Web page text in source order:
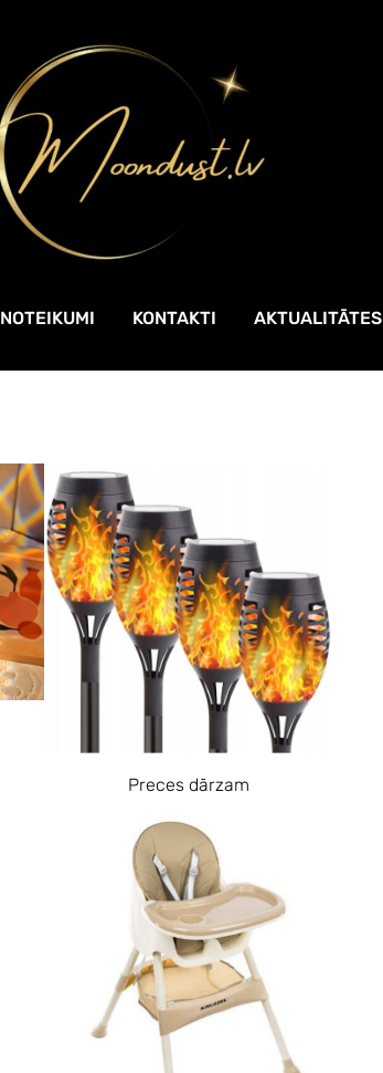
NOTEIKUMI KONTAKTI AKTUALITĀTES
Preces dārzam